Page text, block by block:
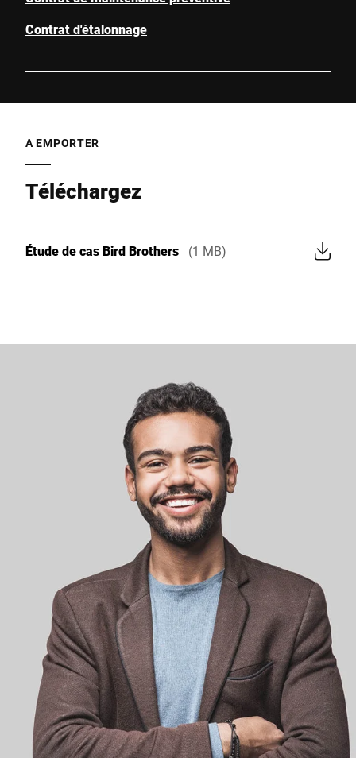
Contrat d'étalonnage
A EMPORTER
Téléchargez
Étude de cas Bird Brothers (1 MB)